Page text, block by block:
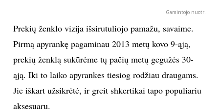
ISTORIJA
INTERJERAS
Gamintojo nuotr.
Prekių ženklo vizija išsirutuliojo pamažu, savaime.
Pirmą apyrankę pagaminau 2013 metų kovo 9-ąją,
prekių ženklą sukūrėme tų pačių metų gegužės 30-
ąją. Iki to laiko apyrankes tiesiog rodžiau draugams.
Jie iškart užsikrėtė, ir greit shkertikai tapo populiariu
aksesuaru.